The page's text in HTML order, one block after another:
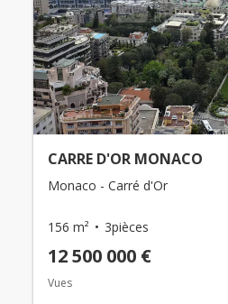
CARRE D'OR MONACO
Monaco - Carré d'Or
156 m² 3pièces
12 500 000 €
Vues